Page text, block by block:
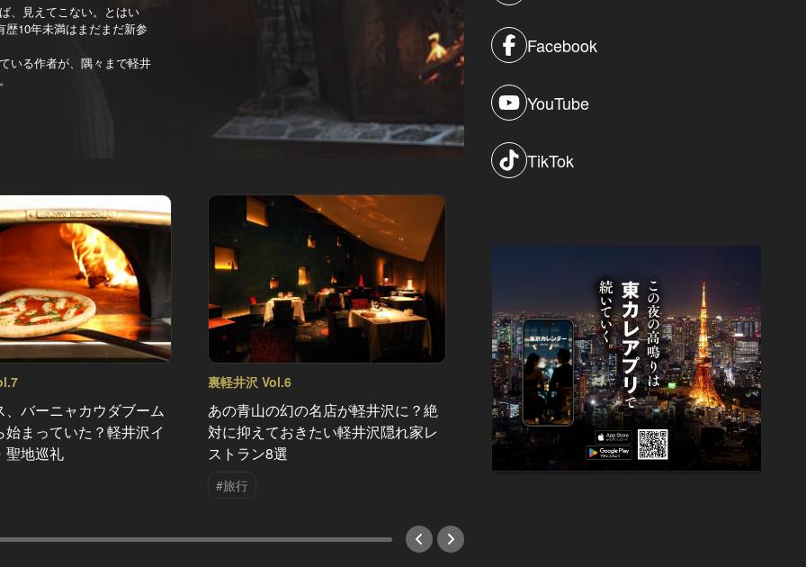
、見えてこない。とはい
10年未満はまだまだ新参
いる作者が、隅々まで軽井
、バーニャカウダブーム
始まっていた？軽井沢イ
聖地巡礼
裏軽井沢 Vol.6
あの青山の幻の名店が軽井沢に？絶
対に抑えておきたい軽井沢隠れ家レ
ストラン8選
#旅行
裏軽井沢 Vol.5
一流の男が軽井沢を選ぶ7つの理
由。ビジネスでもプライペートでも
一石二鳥だった！
裏軽井
定番土
席の名
Facebook
YouTube
TikTok